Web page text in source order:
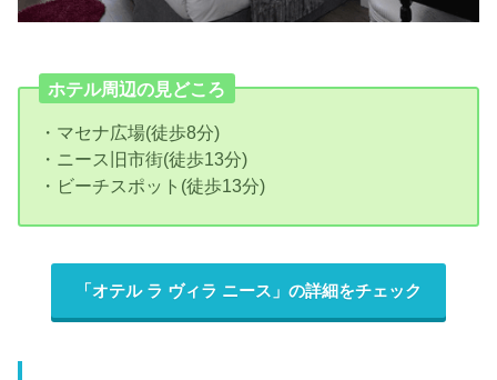
ホテル周辺の見どころ
・マセナ広場(徒歩8分)
・ニース旧市街(徒歩13分)
・ビーチスポット(徒歩13分)
「オテル ラ ヴィラ ニース」の詳細をチェック